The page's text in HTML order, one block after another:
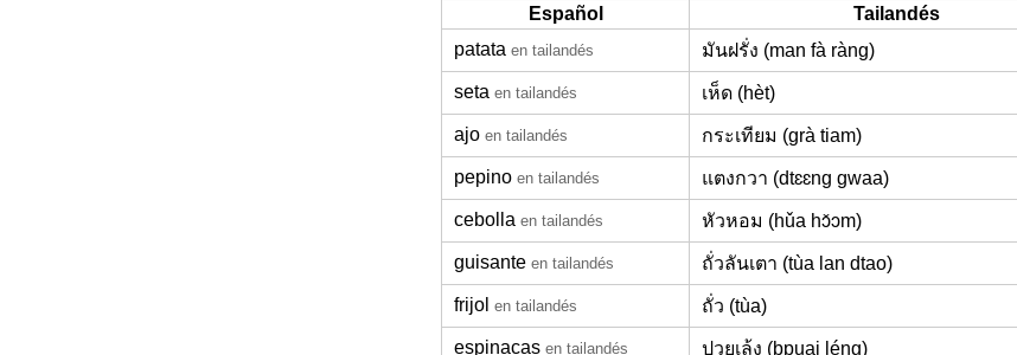
Español
Tailandés
patata en tailandés มันฝรั่ง (man fà ràng)
seta en tailandés เห็ด (hèt)
ajo en tailandés กระเทียม (grà tiam)
pepino en tailandés แตงกวา (dtɛɛng gwaa)
cebolla en tailandés หัวหอม (hǔa hɔ̌ɔm)
guisante en tailandés ถั่วลันเตา (tùa lan dtao)
frijol en tailandés ถั่ว (tùa)
espinacas en tailandés ปวยเล้ง (bpuai léng)